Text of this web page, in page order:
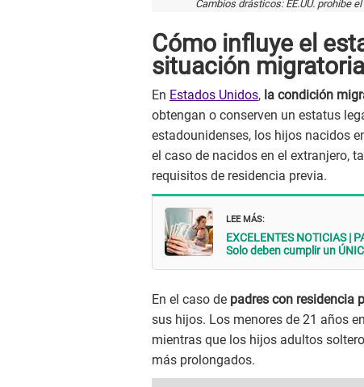
Cambios drásticos: EE.UU. prohíbe
Cómo influye el
situación
En Estados Unidos, la condición
obtengan o conserven un estatus
estadounidenses, los hijos nacidos
el caso de nacidos en el extranjero,
requisitos de residencia previa.
LEE MÁS:
EXCELENTES NOTICIAS |
Solo deben cumplir un
En el caso de padres con residencia
sus hijos. Los menores de 21 años
mientras que los hijos adultos
más prolongados.